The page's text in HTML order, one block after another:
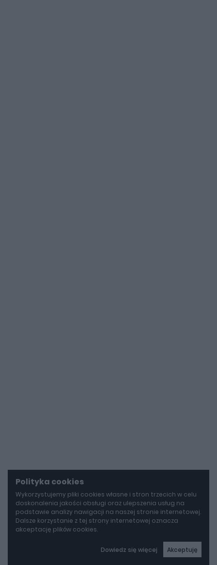
Polityka cookies
Wykorzystujemy pliki cookies własne i stron trzecich w celu
doskonalenia jakości obsługi oraz ulepszenia usług na
podstawie analizy nawigacji na naszej stronie internetowej.
Dalsze korzystanie z tej strony internetowej oznacza
akceptację plików cookies.
Dowiedz się więcej Akceptuję